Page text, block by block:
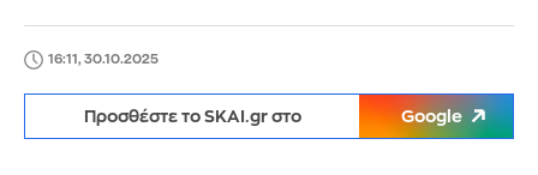
16:11, 30.10.2025
Προσθέστε το SKAI.gr στο Google